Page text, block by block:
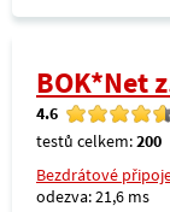
BOK*Net
4.6
testů celkem:200
Bezdrátové
odezva: 21,6 ms